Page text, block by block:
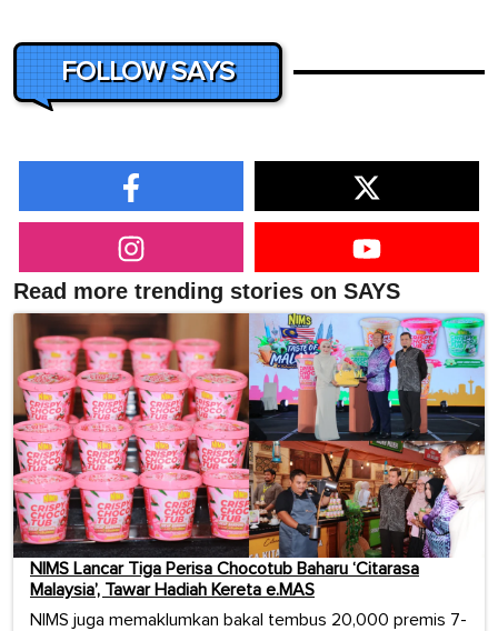
FOLLOW SAYS
Read more trending stories on SAYS
NIMS Lancar Tiga Perisa Chocotub Baharu ‘Citarasa
Malaysia’, Tawar Hadiah Kereta e.MAS
NIMS juga memaklumkan bakal tembus 20,000 premis 7-